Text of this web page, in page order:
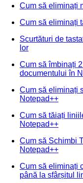
Cum să eliminați
Cum să eliminați
Scurtături de
lor
Cum să îmbinați
documentului în
Cum să eliminați
Notepad++
Cum să tăiați
Notepad++
Cum să Schimbi
Notepad++
Cum să eliminați
până la sfârșitul